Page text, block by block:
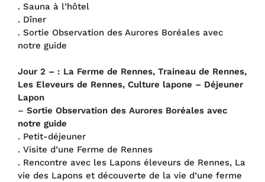
. Sauna à l’hôtel
. Dîner
. Sortie Observation des Aurores Boréales avec
notre guide
Jour 2 – : La Ferme de Rennes, Traineau de Rennes,
Les Eleveurs de Rennes, Culture lapone – Déjeuner
Lapon
– Sortie Observation des Aurores Boréales avec
notre guide
. Petit-déjeuner
. Visite d’une Ferme de Rennes
. Rencontre avec les Lapons éleveurs de Rennes, La
vie des Lapons et découverte de la vie d’une ferme